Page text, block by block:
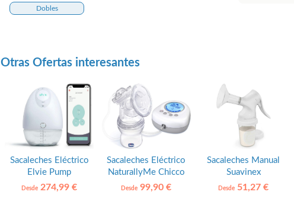
Dobles
Otras Ofertas interesantes
Sacaleches Eléctrico
Elvie Pump
Desde 274,99 €
Sacaleches Eléctrico
NaturallyMe Chicco
Desde 99,90 €
Sacaleches Manual
Suavinex
Desde 51,27 €